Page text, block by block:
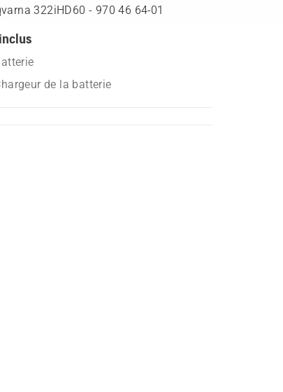
322iHD60 - 970 46 64‑01
de la batterie